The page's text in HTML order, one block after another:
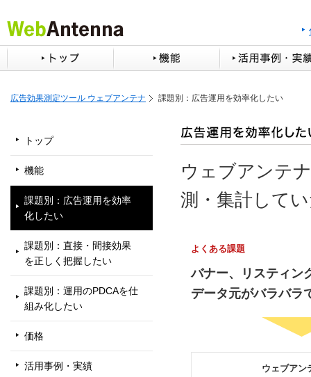
広告効果測定ツール ウェブアンテナ 課題別：広告運用を効率化したい
トップ
機能
課題別：広告運用を効率
化したい
課題別：直接・間接効果
を正しく把握したい
課題別：運用のPDCAを仕
組み化したい
価格
活用事例・実績
ウェブアンテ
測・集計して
よくある課題
バナー、リスティン
データ元がバラバラ
ウェブアン